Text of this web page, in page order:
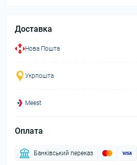
Доставка
Нова Пошта
Укрпошта
Meest
Оплата
Банківський переказ